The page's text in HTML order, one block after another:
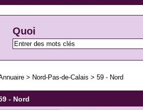
Quoi
> Nord-Pas-de-Calais > 59 - Nord
- Nord